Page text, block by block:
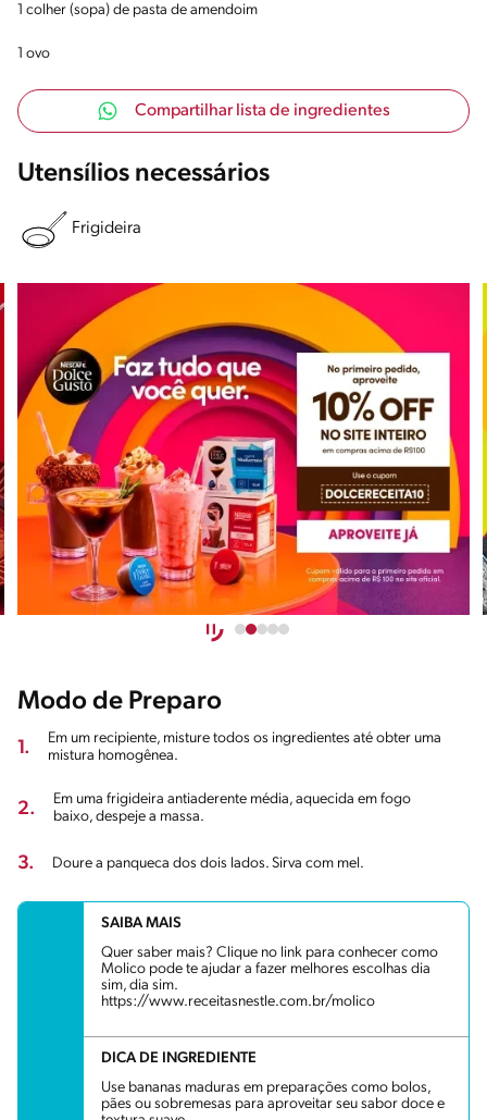
1 colher (sopa) de pasta de amendoim
1 ovo
Compartilhar lista de ingredientes
Utensílios necessários
Frigideira
Modo de Preparo
1.
Em um recipiente, misture todos os ingredientes até obter uma
mistura homogênea.
2.
Em uma frigideira antiaderente média, aquecida em fogo
baixo, despeje a massa.
3. Doure a panqueca dos dois lados. Sirva com mel.
SAIBA MAIS
Quer saber mais? Clique no link para conhecer como
Molico pode te ajudar a fazer melhores escolhas dia
sim, dia sim.
https://www.receitasnestle.com.br/molico
DICA DE INGREDIENTE
Use bananas maduras em preparações como bolos,
pães ou sobremesas para aproveitar seu sabor doce e